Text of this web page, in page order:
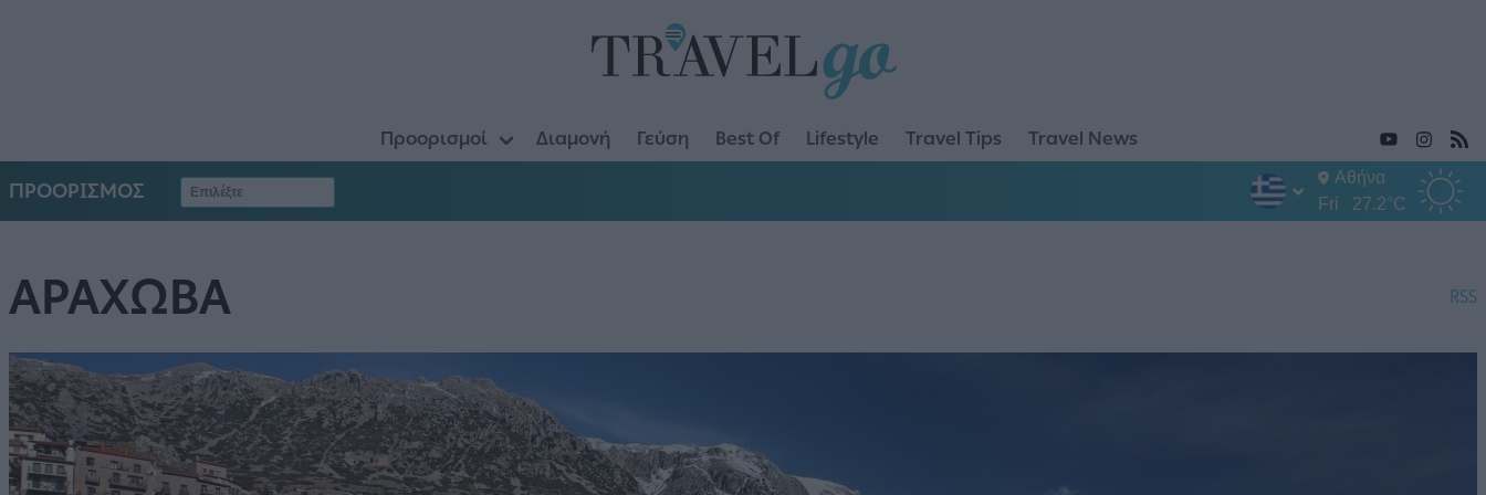
Προορισμοί Διαμονή Γεύση Best Of Lifestyle Travel Tips Travel News
ΠΡΟΟΡΙΣΜΟΣ
Αθήνα
Fri
27.2°C
ΑΡΑΧΩΒΑ RSS